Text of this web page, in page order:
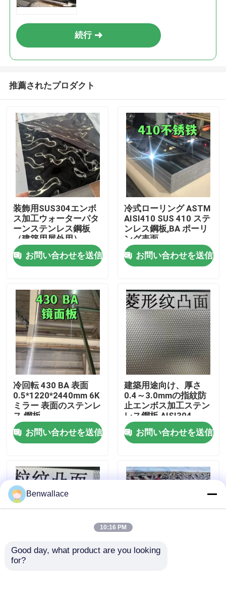
家へ
製品
ビデオ
わたしたち に つい て
工場ツアー
連絡 ください
事件
続行
推薦されたプロダクト
装飾用SUS304エンボ
ス加工ウォーターパタ
ーンステンレス鋼板
（建築用屋外用）
お問い合わせを送信
冷式ローリング ASTM
AISI410 SUS 410 ステ
ンレス鋼板,BA ポーリ
ング表面
0.8*1220*2440
お問い合わせを送信
冷回転 430 BA 表面
0.5*1220*2440mm 6K
ミラー 表面のステンレ
ス 鋼板
お問い合わせを送信
建築用途向け、厚さ
0.4～3.0mmの指紋防
止エンボス加工ステン
レス鋼板 AISI304
お問い合わせを送信
A
Benwallace
10:16 PM
Good day, what product are you looking
for?